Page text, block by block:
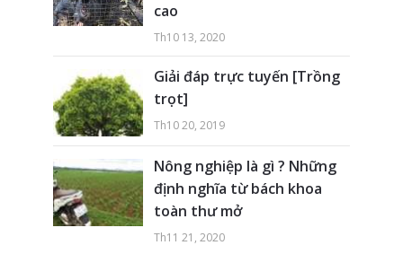
cao
Th10 13, 2020
Giải đáp trực tuyến [Trồng
trọt]
Th10 20, 2019
Nông nghiệp là gì ? Những
định nghĩa từ bách khoa
toàn thư mở
Th11 21, 2020